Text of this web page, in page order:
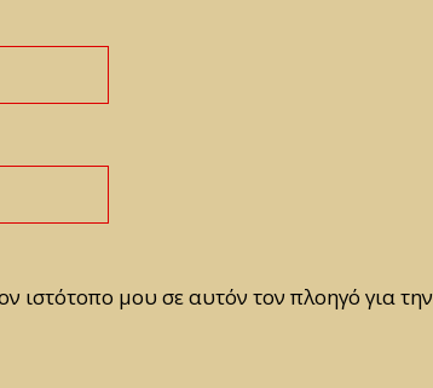
ιστότοπο μου σε αυτόν τον πλοηγό για την